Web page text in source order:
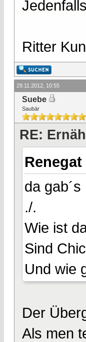
Ritter
29.11.2012, 10:55
Suebe
Saubär
RE:
da
./.
Wie ist
Sind
Und wie
Der
Als men